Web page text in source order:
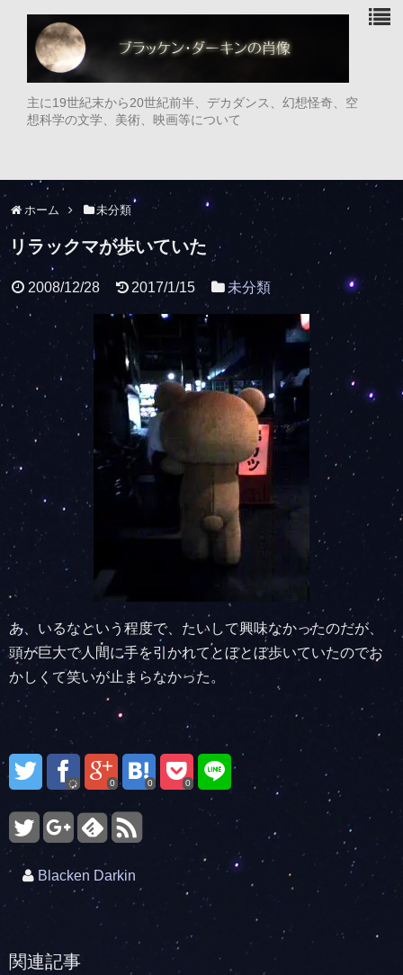
主に19世紀末から20世紀前半、デカダンス、幻想怪奇、空
想科学の文学、美術、映画等について
ホーム 未分類
リラックマが歩いていた
2008/12/28 2017/1/15 未分類
あ、いるなという程度で、たいして興味なかったのだが、
頭が巨大で人間に手を引かれてとぼとぼ歩いていたのでお
かしくて笑いが止まらなかった。
0 0 0
Blacken Darkin
関連記事